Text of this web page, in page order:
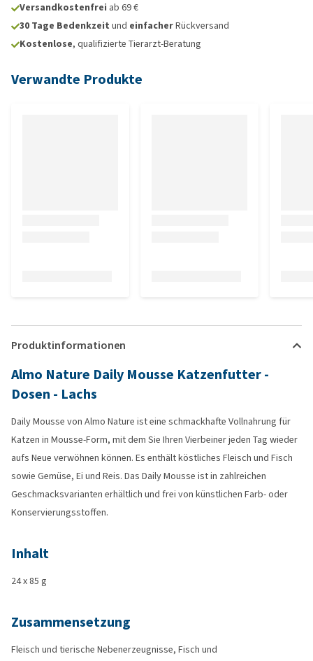
Versandkostenfrei ab 69 €
30 Tage Bedenkzeit und einfacherRückversand
Kostenlose, qualifizierte Tierarzt-Beratung
Verwandte Produkte
Produktinformationen
Almo Nature Daily Mousse Katzenfutter -
Dosen - Lachs
Daily Mousse von Almo Nature ist eine schmackhafte Vollnahrung für
Katzen in Mousse-Form, mit dem Sie Ihren Vierbeiner jeden Tag wieder
aufs Neue verwöhnen können. Es enthält köstliches Fleisch und Fisch
sowie Gemüse, Ei und Reis. Das Daily Mousse ist in zahlreichen
Geschmacksvarianten erhältlich und frei von künstlichen Farb- oder
Konservierungsstoffen.
Inhalt
24 x 85 g
Zusammensetzung
Fleisch und tierische Nebenerzeugnisse, Fisch und